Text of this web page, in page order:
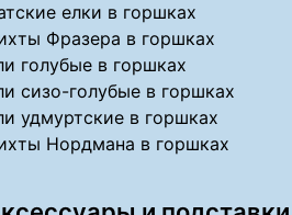
елки в горшках
Фразера в горшках
голубые в горшках
сизо-голубые в горшках
удмуртские в горшках
Нордмана в горшках